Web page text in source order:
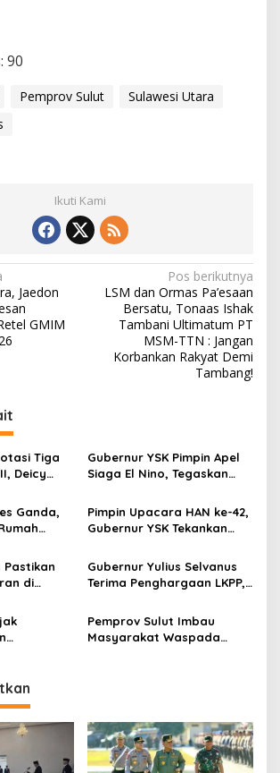
90
Pemprov Sulut
Sulawesi Utara
Ikuti Kami
Jaedon
GMIM
Pos berikutnya
LSM dan Ormas Pa’esaan
Bersatu, Tonaas Ishak
Tambani Ultimatum PT
MSM-TTN : Jangan
Korbankan Rakyat Demi
Tambang!
Tiga
Deicy
Dishub
Gubernur YSK Pimpin Apel
Siaga El Nino, Tegaskan
Sebelum Bencana
Ganda,
Pimpin Upacara HAN ke-42,
Gubernur YSK Tekankan
Prioritas
Pastikan
di
Gubernur Yulius Selvanus
Terima Penghargaan LKPP,
dalam Pemanfaatan e-
Katalog
Pemprov Sulut Imbau
Masyarakat Waspada